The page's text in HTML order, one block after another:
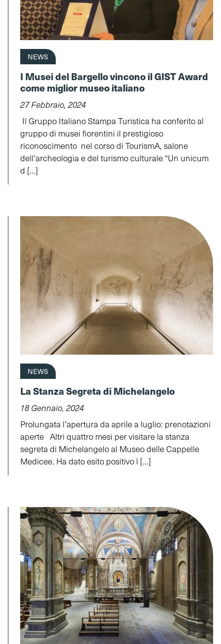
NEWS
I Musei del Bargello vincono il GIST Award
come miglior museo italiano
27 Febbraio, 2024
Il Gruppo Italiano Stampa Turistica ha conferito al
gruppo di musei fiorentini il prestigioso
riconoscimento nel corso di TourismA, salone
dell’archeologia e del turismo culturale “Un unicum
d [...]
NEWS
La Stanza Segreta di Michelangelo
18 Gennaio, 2024
Prolungata l’apertura da aprile a luglio: prenotazioni
aperte Altri quattro mesi per visitare la stanza
segreta di Michelangelo al Museo delle Cappelle
Medicee. Ha dato esito positivo l [...]